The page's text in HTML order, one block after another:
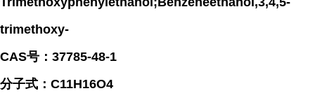
trimethoxy-
CAS号：37785-48-1
分子式：C11H16O4